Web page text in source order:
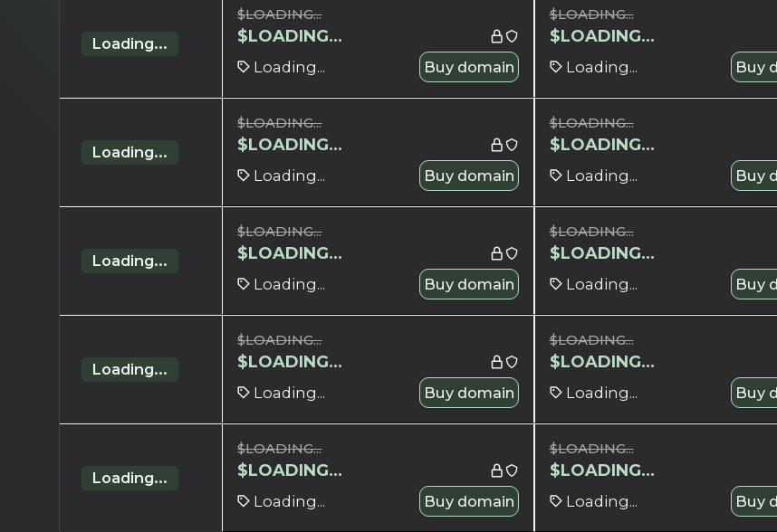
Loading...
$LOADING...
$LOADING...
Loading... Buy domain
$LOADING...
$LOADING...
Loading... Buy
Loading...
$LOADING...
$LOADING...
Loading... Buy domain
$LOADING...
$LOADING...
Loading... Buy
Loading...
$LOADING...
$LOADING...
Loading... Buy domain
$LOADING...
$LOADING...
Loading... Buy
Loading...
$LOADING...
$LOADING...
Loading... Buy domain
$LOADING...
$LOADING...
Loading... Buy
Loading...
$LOADING...
$LOADING...
Loading... Buy domain
$LOADING...
$LOADING...
Loading... Buy